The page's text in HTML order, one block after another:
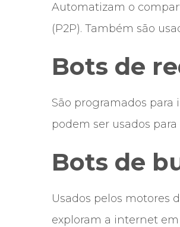
Automatizam o
(P2P). Também são
Bots de
São programados para
podem ser usados
Bots de
Usados pelos motores
exploram a internet